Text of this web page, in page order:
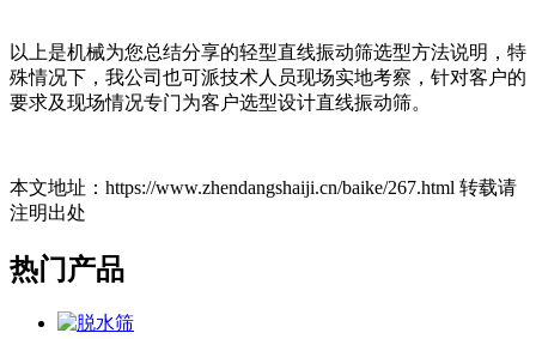
以上是机械为您总结分享的轻型直线振动筛选型方法说明，特
殊情况下，我公司也可派技术人员现场实地考察，针对客户的
要求及现场情况专门为客户选型设计直线振动筛。
本文地址：https://www.zhendangshaiji.cn/baike/267.html 转载请
注明出处
热门产品